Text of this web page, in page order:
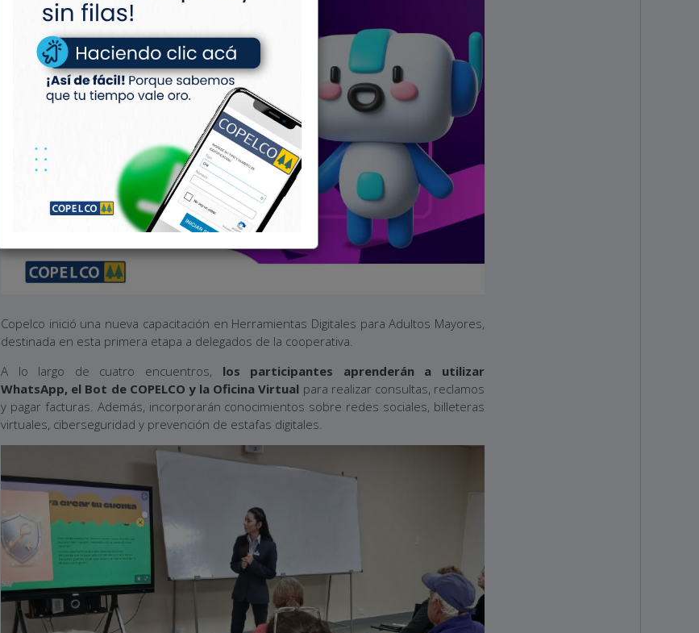
Copelco inició una nueva capacitación en Herramientas Digitales para Adultos Mayores,
destinada en esta primera etapa a delegados de la cooperativa.
A lo largo de cuatro encuentros, los participantes aprenderán a utilizar
WhatsApp, el Bot de COPELCO y la Oficina Virtual para realizar consultas, reclamos
y pagar facturas. Además, incorporarán conocimientos sobre redes sociales, billeteras
virtuales, ciberseguridad y prevención de estafas digitales.